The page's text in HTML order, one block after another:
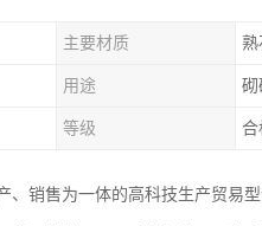
主要材质 熟
用途 砌
等级 合
销售为一体的高科技生产贸易型